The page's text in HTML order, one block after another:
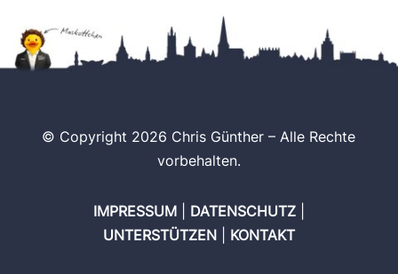
© Copyright 2026 Chris Günther – Alle Rechte
vorbehalten.
IMPRESSUM| DATENSCHUTZ|
UNTERSTÜTZEN| KONTAKT